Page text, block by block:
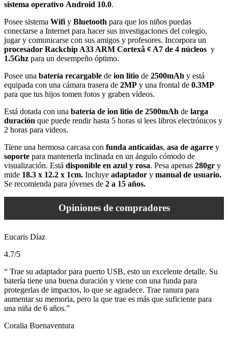
sistema operativo Android 10.0.
Posee sistema Wifi y Bluetooth para que los niños puedas
conectarse a Internet para hacer sus investigaciones del colegio,
jugar y comunicarse con sus amigos y profesores. Incorpora un
procesador Rackchip A33 ARM Cortexâ ¢ A7 de 4 núcleos y
1.5Ghz para un desempeño óptimo.
Posee una batería recargable de ion litio de 2500mAh y está
equipada con una cámara trasera de 2MP y una frontal de 0.3MP
para que tus hijos tomen fotos y graben vídeos.
Está dotada con una batería de ion litio de 2500mAh de larga
duración que puede rendir hasta 5 horas si lees libros electrónicos y
2 horas para videos.
Tiene una hermosa carcasa con funda anticaídas, asa de agarre y
soporte para mantenerla inclinada en un ángulo cómodo de
visualización. Está disponible en azul y rosa. Pesa apenas 280gr y
mide 18.3 x 12.2 x 1cm. Incluye adaptador y manual de usuario.
Se recomienda para jóvenes de 2 a 15 años.
Opiniones de compradores
Eucaris Díaz
4.7/5
Trae su adaptador para puerto USB, esto un excelente detalle. Su
batería tiene una buena duración y viene con una funda para
protegerlas de impactos, lo que se agradece. Trae ranura para
aumentar su memoria, pero la que trae es más que suficiente para
una niña de 6 años.
Coralia Buenaventura